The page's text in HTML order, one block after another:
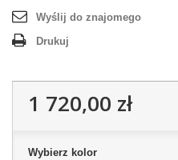
Wyślij do znajomego
Drukuj
1 720,00 zł
Wybierz kolor